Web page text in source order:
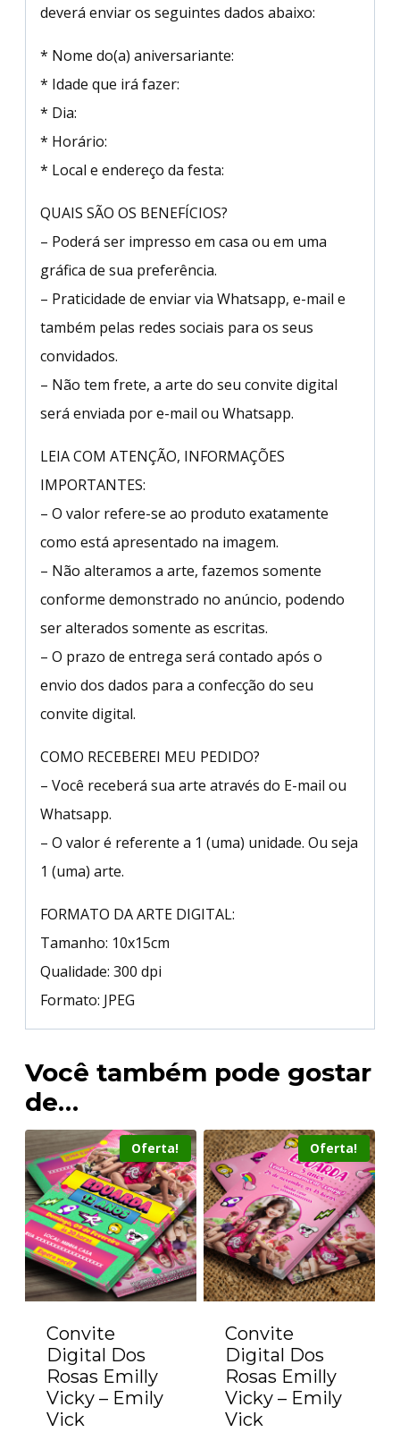
deverá enviar os seguintes dados abaixo:
* Nome do(a) aniversariante:
* Idade que irá fazer:
* Dia:
* Horário:
* Local e endereço da festa:
QUAIS SÃO OS BENEFÍCIOS?
– Poderá ser impresso em casa ou em uma
gráfica de sua preferência.
– Praticidade de enviar via Whatsapp, e-mail e
também pelas redes sociais para os seus
convidados.
– Não tem frete, a arte do seu convite digital
será enviada por e-mail ou Whatsapp.
LEIA COM ATENÇÃO, INFORMAÇÕES
IMPORTANTES:
– O valor refere-se ao produto exatamente
como está apresentado na imagem.
– Não alteramos a arte, fazemos somente
conforme demonstrado no anúncio, podendo
ser alterados somente as escritas.
– O prazo de entrega será contado após o
envio dos dados para a confecção do seu
convite digital.
COMO RECEBEREI MEU PEDIDO?
– Você receberá sua arte através do E-mail ou
Whatsapp.
– O valor é referente a 1 (uma) unidade. Ou seja
1 (uma) arte.
FORMATO DA ARTE DIGITAL:
Tamanho: 10x15cm
Qualidade: 300 dpi
Formato: JPEG
Você também pode gostar
de…
Oferta!
Convite
Digital Dos
Rosas Emilly
Vicky – Emily
Vick
Oferta!
Convite
Digital Dos
Rosas Emilly
Vicky – Emily
Vick